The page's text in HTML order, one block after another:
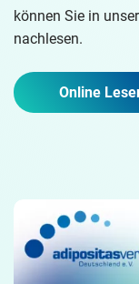
können Sie in
nachlesen.
Online